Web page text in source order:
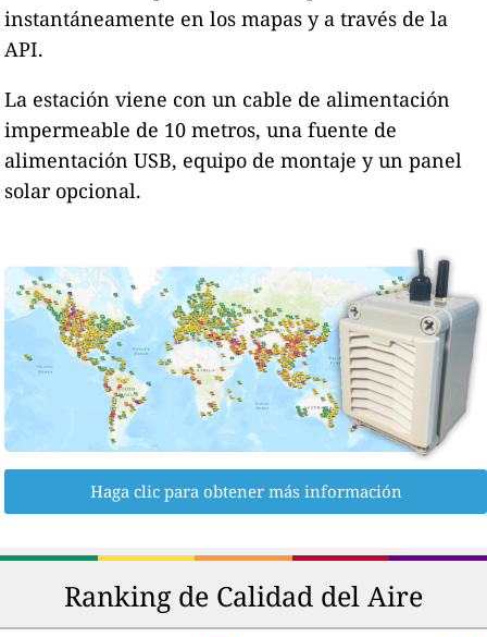
instantáneamente en los mapas y a través de la
API.
La estación viene con un cable de alimentación
impermeable de 10 metros, una fuente de
alimentación USB, equipo de montaje y un panel
solar opcional.
Haga clic para obtener más información
Ranking de Calidad del Aire